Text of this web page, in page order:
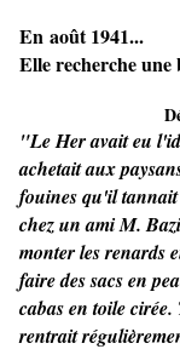
En août 1941...
Elle recherche une
"Le Her avait eu
achetait aux
fouines qu'il
chez un ami M.
monter les renards
faire des sacs en
cabas en toile
rentrait